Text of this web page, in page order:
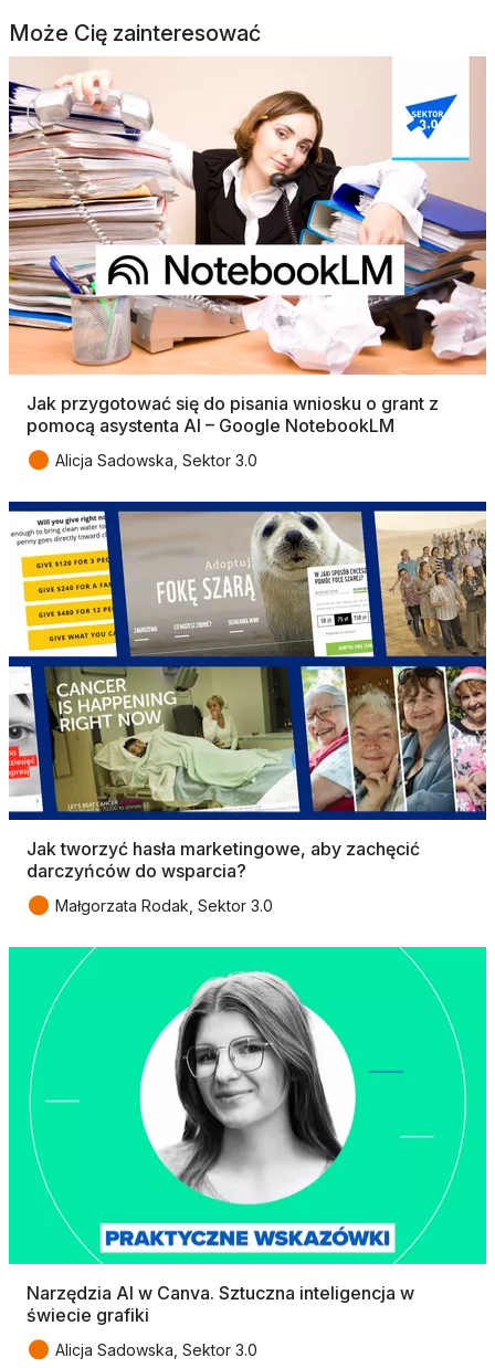
Może Cię zainteresować
Jak przygotować się do pisania wniosku o grant z
pomocą asystenta AI – Google NotebookLM
● Alicja Sadowska, Sektor 3.0
Jak tworzyć hasła marketingowe, aby zachęcić
darczyńców do wsparcia?
● Małgorzata Rodak, Sektor 3.0
Narzędzia AI w Canva. Sztuczna inteligencja w
świecie grafiki
● Alicja Sadowska, Sektor 3.0